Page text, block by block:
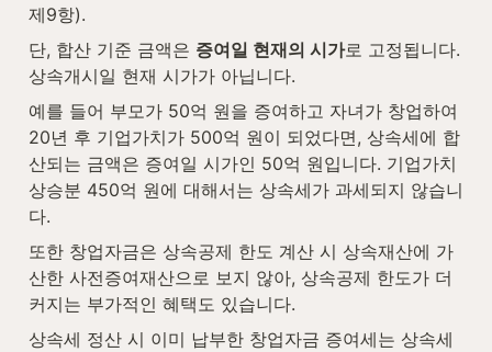
제9항).
단, 합산 기준 금액은 증여일 현재의 시가로 고정됩니다.
상속개시일 현재 시가가 아닙니다.
예를 들어 부모가 50억 원을 증여하고 자녀가 창업하여
20년 후 기업가치가 500억 원이 되었다면, 상속세에 합
산되는 금액은 증여일 시가인 50억 원입니다. 기업가치
상승분 450억 원에 대해서는 상속세가 과세되지 않습니
다.
또한 창업자금은 상속공제 한도 계산 시 상속재산에 가
산한 사전증여재산으로 보지 않아, 상속공제 한도가 더
커지는 부가적인 혜택도 있습니다.
상속세 정산 시 이미 납부한 창업자금 증여세는 상속세